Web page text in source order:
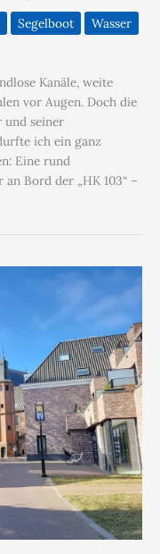
Segelboot
Wasser
Kanäle, weite
vor Augen. Doch die
und seiner
ich ein ganz
Eine rund
Bord der „HK 103“ –